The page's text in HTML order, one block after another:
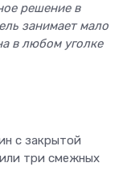
решение в
занимает мало
в любом уголке
с закрытой
три смежных